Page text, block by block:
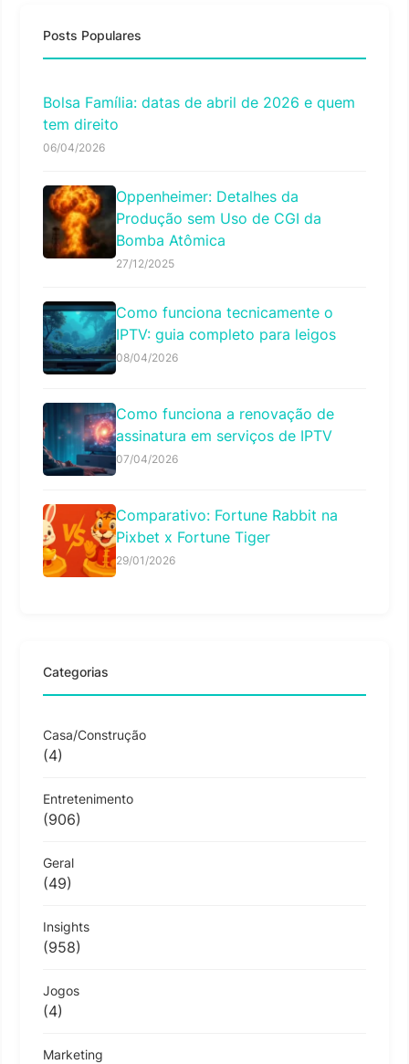
Posts Populares
Bolsa Família: datas de abril de 2026 e quem
tem direito
06/04/2026
Oppenheimer: Detalhes da
Produção sem Uso de CGI da
Bomba Atômica
27/12/2025
Como funciona tecnicamente o
IPTV: guia completo para leigos
08/04/2026
Como funciona a renovação de
assinatura em serviços de IPTV
07/04/2026
Comparativo: Fortune Rabbit na
Pixbet x Fortune Tiger
29/01/2026
Categorias
Casa/Construção
(4)
Entretenimento
(906)
Geral
(49)
Insights
(958)
Jogos
(4)
Marketing